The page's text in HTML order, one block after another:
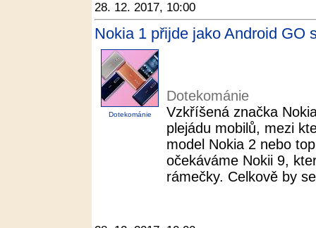
28. 12. 2017, 10:00
Nokia 1 přijde jako Android GO
Dotekománie
Dotekománie
Vzkříšená značka
plejádu mobilů, mezi
model Nokia 2 nebo
očekáváme Nokii 9,
rámečky. Celkově by